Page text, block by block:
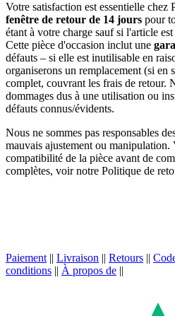
Votre satisfaction est essentielle
fenêtre de retour de 14 jours pour
étant à votre charge sauf si l'article
Cette pièce d'occasion inclut une
défauts – si elle est inutilisable en
organiserons un remplacement (si en
complet, couvrant les frais de retour.
dommages dus à une utilisation ou
défauts connus/évidents.
Nous ne sommes pas responsables
mauvais ajustement ou
compatibilité de la pièce avant de
complètes, voir notre Politique de
Paiement || Livraison || Retours ||
conditions || À propos de ||